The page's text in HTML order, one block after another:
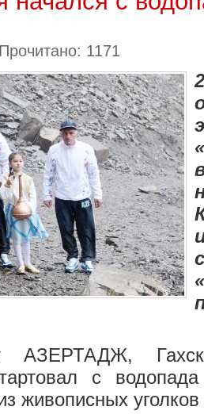
1171
АЗЕРТАДЖ,
с
живописных